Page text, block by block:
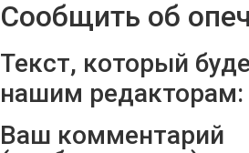
Сообщить об
Текст, который
нашим редакторам:
Ваш комментарий